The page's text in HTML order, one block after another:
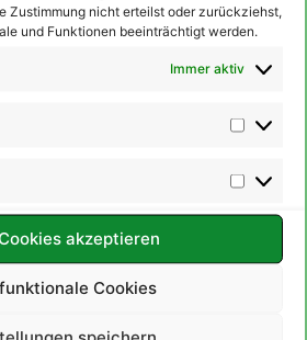
Zustimmung nicht erteilst oder zurückziehst,
und Funktionen beeinträchtigt werden.
Immer aktiv
akzeptieren
Cookies